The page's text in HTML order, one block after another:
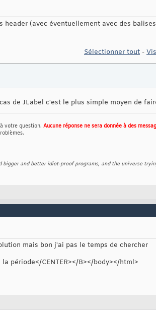
(avec éventuellement avec des
Sélectionner tout -
de JLabel c'est le plus simple moyen de
votre question. Aucune réponse ne sera donnée à des
and better idiot-proof programs, and the universe
mais bon j'ai pas le temps de chercher
période</CENTER></B></body></html>